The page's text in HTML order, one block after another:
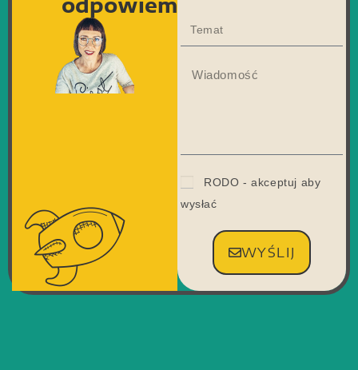
odpowiem
RODO - akceptuj aby
wysłać
WYŚLIJ